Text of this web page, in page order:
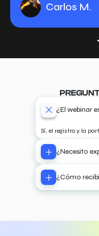
Carlos M.
¿El webinar
Sí, el registro y la
¿Necesito
¿Cómo